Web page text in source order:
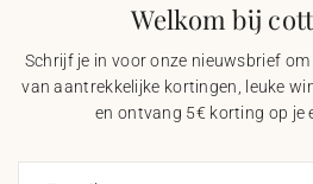
Welkom bij
Schrijf je in voor onze nieuwsbrief
van aantrekkelijke kortingen, leuke
en ontvang 5€ korting op je